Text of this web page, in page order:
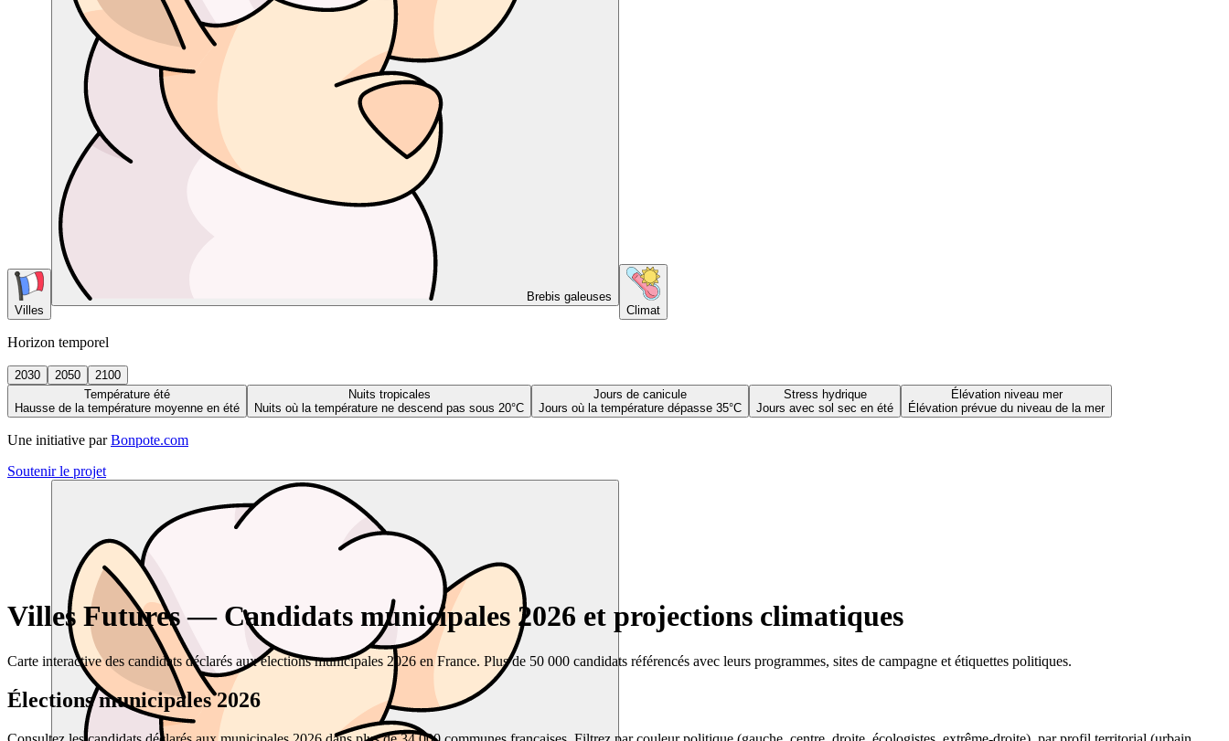
Villes
Brebis galeuses
Climat
Horizon temporel
2030 2050
2100
Température été
Hausse de la température moyenne en été
Nuits tropicales
Nuits où la température ne descend pas sous 20°C
Jours de canicule
Jours où la température dépasse 35°C
Stress hydrique
Jours avec sol sec en été
Élévation niveau mer
Élévation prévue du niveau de la mer
Une initiative par Bonpote.com
Soutenir le projet
Villes Futures — Candidats municipales 2026 et projections climatiques
Carte interactive des candidats déclarés aux élections municipales 2026 en France. Plus de 50 000 candidats référencés avec leurs programmes, sites de campagne et étiquettes politiques.
Élections municipales 2026